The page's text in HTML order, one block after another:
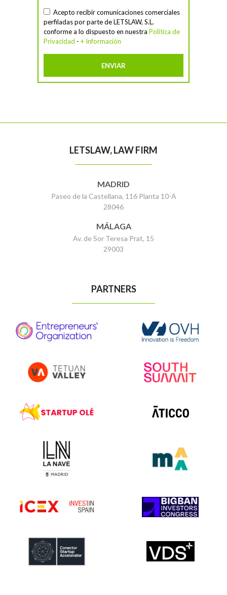
Acepto recibir comunicaciones comerciales
perfiladas por parte de LETSLAW, S.L.
conforme a lo dispuesto en nuestra Política de
Privacidad - + Información
LETSLAW, LAW FIRM
MADRID
Paseo de la Castellana, 116 Planta 10-A
28046
MÁLAGA
Av. de Sor Teresa Prat, 15
29003
PARTNERS